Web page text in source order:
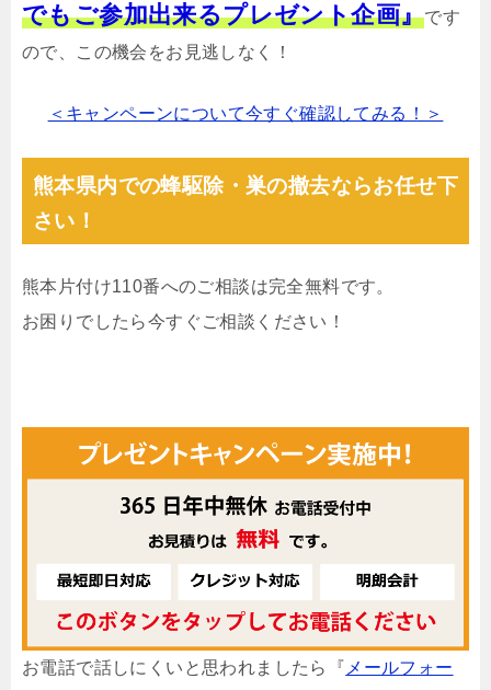
でもご参加出来るプレゼント企画』です
ので、この機会をお見逃しなく！
＜キャンペーンについて今すぐ確認してみる！＞
熊本県内での蜂駆除・巣の撤去ならお任せ下
さい！
熊本片付け110番へのご相談は完全無料です。
お困りでしたら今すぐご相談ください！
お電話で話しにくいと思われましたら『 メールフォー